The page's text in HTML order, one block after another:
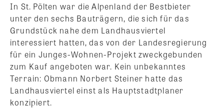
In St. Pölten war die Alpenland der Bestbieter
unter den sechs Bauträgern, die sich für das
Grundstück nahe dem Landhausviertel
interessiert hatten, das von der Landesregierung
für ein Junges-Wohnen-Projekt zweckgebunden
zum Kauf angeboten war. Kein unbekanntes
Terrain: Obmann Norbert Steiner hatte das
Landhausviertel einst als Hauptstadtplaner
konzipiert.